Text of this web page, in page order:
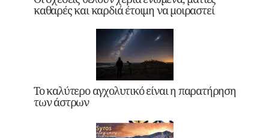
καθαρές και καρδιά έτοιμη να μοιραστεί
Το καλύτερο αγχολυτικό είναι η παρατήρηση
των άστρων